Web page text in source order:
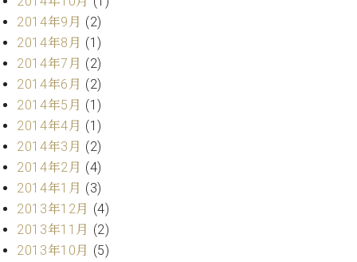
ス
ト
カ
ス
タ
マ
ー
サ
ー
ス
(
調
律
)
2014年9月 (2)
2014年8月 (1)
2014年7月 (2)
2014年6月 (2)
2014年5月 (1)
2014年4月 (1)
2014年3月 (2)
2014年2月 (4)
2014年1月 (3)
2013年12月 (4)
2013年11月 (2)
2013年10月 (5)